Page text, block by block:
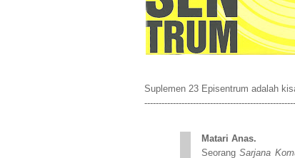
Suplemen 23 Episentrum adalah
Matari Anas.
SeorangSarjana